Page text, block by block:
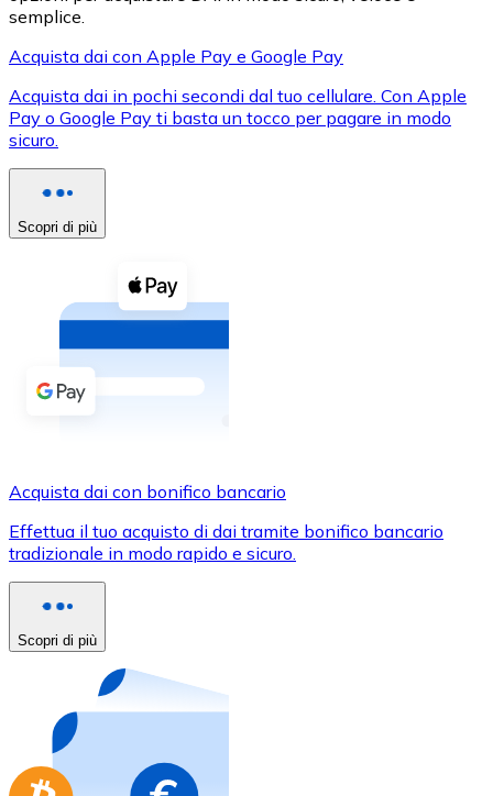
XRP
XRP
Vedi tutto
Buoni cripto
Acquista criptovalute in contanti e altri mezzi di
Acquista con contanti
Bonifico SEPA
Usa le carte Visa e Mastercard per acquistare
Acquista con carta
Acquista gift card dei tuoi marchi preferiti con
Vai al negozio di carte regalo
semplice.
Acquista dai con Apple Pay e Google Pay
Acquista dai in pochi secondi dal tuo cellulare. Con Apple
Pay o Google Pay ti basta un tocco per pagare in modo
sicuro.
Scopri di più
Acquista dai con bonifico bancario
Effettua il tuo acquisto di dai tramite bonifico bancario
tradizionale in modo rapido e sicuro.
Scopri di più